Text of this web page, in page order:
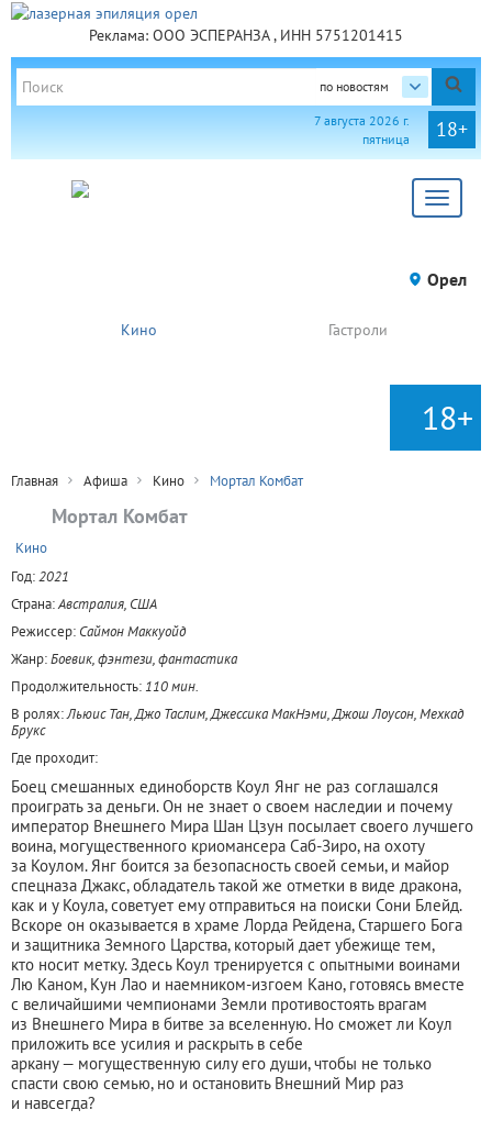
Реклама: ООО ЭСПЕРАНЗА , ИНН 5751201415
по новостям
18+
7 августа 2026 г.
пятница
Toggle
Орел
Кино Гастроли
18+
Главная Афиша Кино Мортал Комбат
Мортал Комбат
Кино
Год:2021
Страна:Австралия, США
Режиссер: Саймон Маккуойд
Жанр:Боевик, фэнтези, фантастика
Продолжительность: 110 мин.
В ролях:Льюис Тан, Джо Таслим, Джессика МакНэми, Джош Лоусон, Мехкад
Брукс
Где проходит:
Боец смешанных единоборств Коул Янг не раз соглашался
проиграть за деньги. Он не знает о своем наследии и почему
император Внешнего Мира Шан Цзун посылает своего лучшего
воина, могущественного криомансера Саб-Зиро, на охоту
за Коулом. Янг боится за безопасность своей семьи, и майор
спецназа Джакс, обладатель такой же отметки в виде дракона,
как и у Коула, советует ему отправиться на поиски Сони Блейд.
Вскоре он оказывается в храме Лорда Рейдена, Старшего Бога
и защитника Земного Царства, который дает убежище тем,
кто носит метку. Здесь Коул тренируется с опытными воинами
Лю Каном, Кун Лао и наемником-изгоем Кано, готовясь вместе
с величайшими чемпионами Земли противостоять врагам
из Внешнего Мира в битве за вселенную. Но сможет ли Коул
приложить все усилия и раскрыть в себе
аркану — могущественную силу его души, чтобы не только
спасти свою семью, но и остановить Внешний Мир раз
и навсегда?